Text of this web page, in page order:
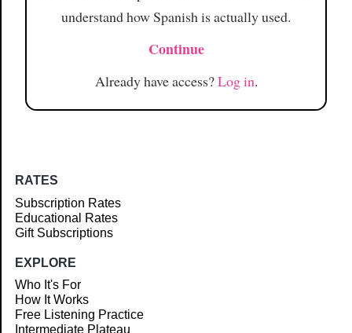
understand how Spanish is actually used.
Continue
Already have access?Log in.
RATES
Subscription Rates
Educational Rates
Gift Subscriptions
EXPLORE
Who It's For
How It Works
Free Listening Practice
Intermediate Plateau